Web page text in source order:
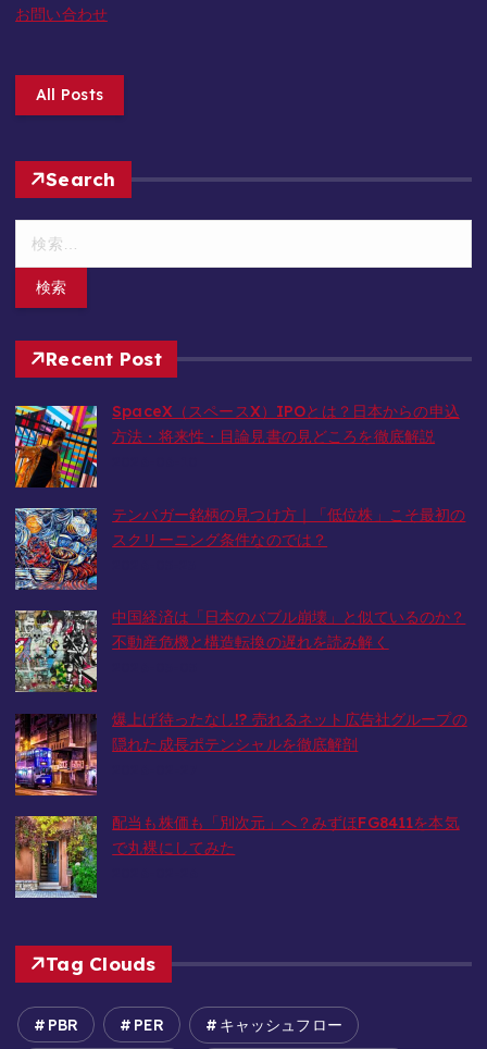
お問い合わせ
All Posts
Search
Recent Post
SpaceX（スペースX）IPOとは？日本からの申込
方法・将来性・目論見書の見どころを徹底解説
テンバガー銘柄の見つけ方｜「低位株」こそ最初の
スクリーニング条件なのでは？
中国経済は「日本のバブル崩壊」と似ているのか？
不動産危機と構造転換の遅れを読み解く
爆上げ待ったなし!? 売れるネット広告社グループの
隠れた成長ポテンシャルを徹底解剖
配当も株価も「別次元」へ？みずほFG8411を本気
で丸裸にしてみた
Tag Clouds
PBR PER キャッシュフロー